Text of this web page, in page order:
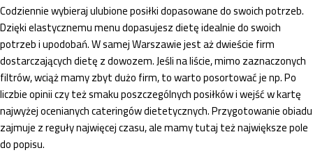
Codziennie wybieraj ulubione posiłki dopasowane do swoich potrzeb.
Dzięki elastycznemu menu dopasujesz dietę idealnie do swoich
potrzeb i upodobań. W samej Warszawie jest aż dwieście firm
dostarczających dietę z dowozem. Jeśli na liście, mimo zaznaczonych
filtrów, wciąż mamy zbyt dużo firm, to warto posortować je np. Po
liczbie opinii czy też smaku poszczególnych posiłków i wejść w kartę
najwyżej ocenianych cateringów dietetycznych. Przygotowanie obiadu
zajmuje z reguły najwięcej czasu, ale mamy tutaj też największe pole
do popisu.